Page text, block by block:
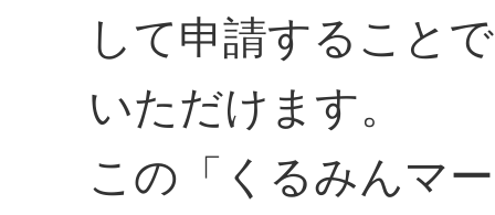
して申請すること
いただけます。
この「くるみんマ